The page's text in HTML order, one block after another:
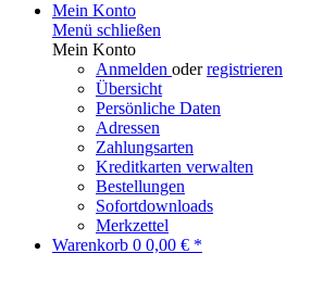
Mein Konto
Menü schließen
Mein Konto
Anmelden oderregistrieren
Übersicht
Persönliche Daten
Adressen
Zahlungsarten
Kreditkarten verwalten
Bestellungen
Sofortdownloads
Merkzettel
Warenkorb 0 0,00 € *